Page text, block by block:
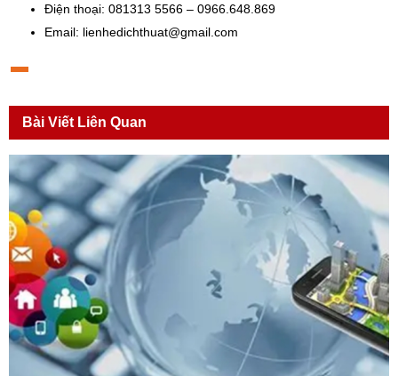
Điện thoại: 081313 5566 – 0966.648.869
Email: lienhedichthuat@gmail.com
Bài Viết Liên Quan